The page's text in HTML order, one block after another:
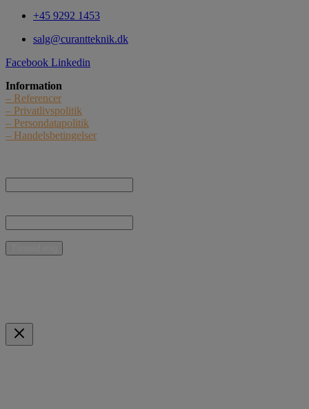
+45 9292 1453
salg@curantteknik.dk
Facebook Linkedin
Information
– Referencer
– Privatlivspolitik
– Persondatapolitik
– Handelsbetingelser